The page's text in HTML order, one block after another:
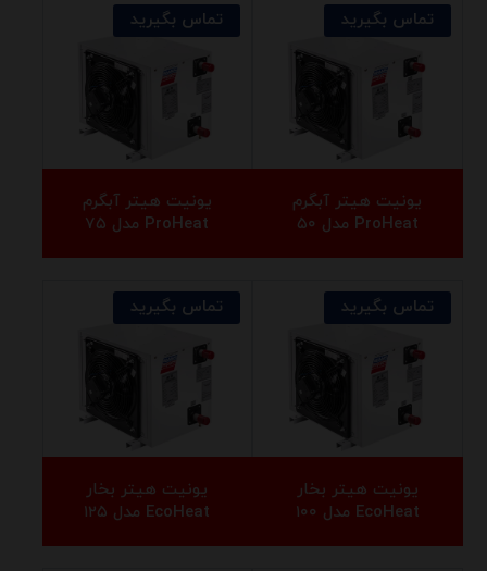
یونیت هیتر آبگرم
ProHeat مدل ۵۰
تماس بگیرید
یونیت هیتر آبگرم
ProHeat مدل ۷۵
تماس بگیرید
یونیت هیتر بخار
EcoHeat مدل ۱۰۰
تماس بگیرید
یونیت هیتر بخار
EcoHeat مدل ۱۲۵
تماس بگیرید